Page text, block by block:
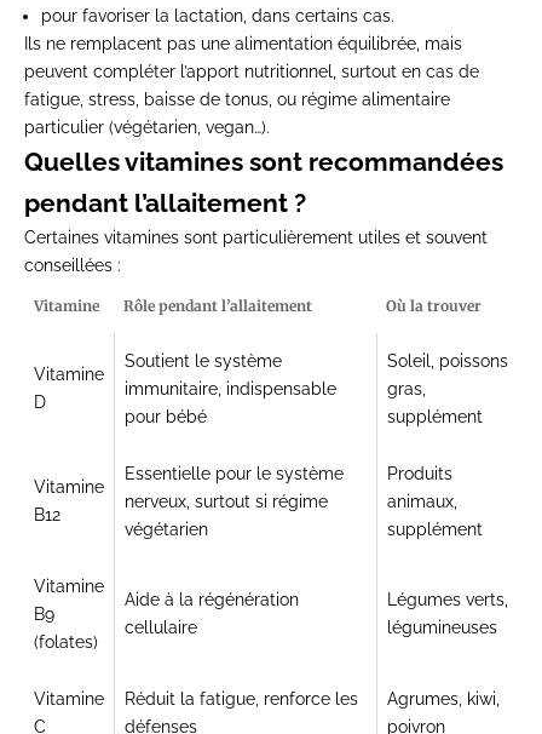
pour favoriser la lactation , dans certains cas.
Ils ne remplacent pas une alimentation équilibrée, mais
peuvent compléter l’apport nutritionnel
, surtout en cas de
fatigue, stress, baisse de tonus, ou régime alimentaire
particulier (végétarien, vegan…).
Quelles vitamines sont recommandées
pendant l’allaitement ?
Certaines vitamines sont particulièrement utiles et souvent
conseillées :
Vitamine Rôle pendant l’allaitement Où la trouver
Vitamine
D
Soutient le système
immunitaire, indispensable
pour bébé
Soleil, poissons
gras,
supplément
Vitamine
B12
Essentielle pour le système
nerveux, surtout si régime
végétarien
Produits
animaux,
supplément
Vitamine
B9
(folates)
Aide à la régénération
cellulaire
Légumes verts,
légumineuses
Vitamine
C
Réduit la fatigue, renforce les
défenses
Agrumes, kiwi,
poivron